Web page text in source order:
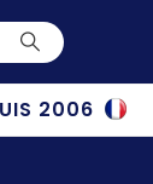
2006